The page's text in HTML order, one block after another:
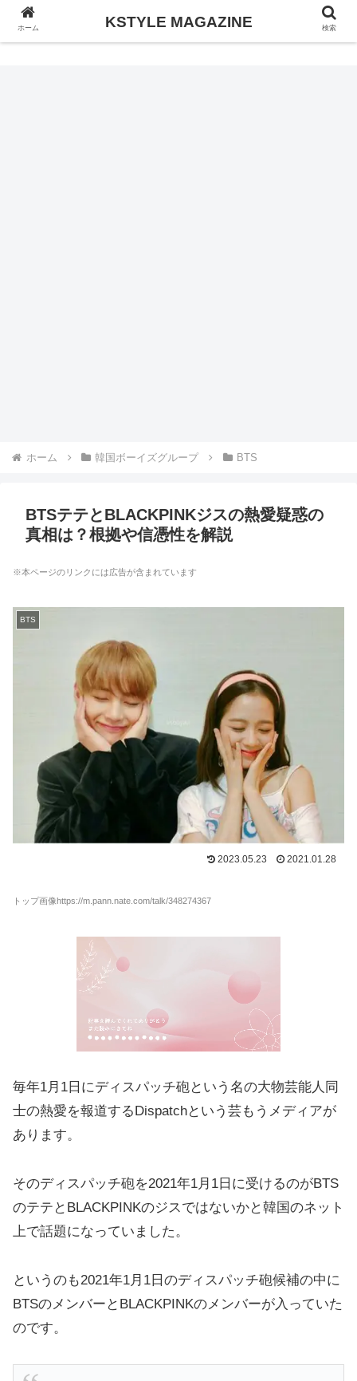
KSTYLE MAGAZINE
ホーム 韓国ボーイズグループ BTS
BTSテテとBLACKPINKジスの熱愛疑惑の
真相は？根拠や信憑性を解説
※本ページのリンクには広告が含まれています
BTS
2023.05.23 2021.01.28
トップ画像https://m.pann.nate.com/talk/348274367
毎年1月1日にディスパッチ砲という名の大物芸能人同
士の熱愛を報道するDispatchという芸もうメディアが
あります。
そのディスパッチ砲を2021年1月1日に受けるのがBTS
のテテとBLACKPINKのジスではないかと韓国のネット
上で話題になっていました。
というのも2021年1月1日のディスパッチ砲候補の中に
BTSのメンバーとBLACKPINKのメンバーが入っていた
のです。
ホーム KSTYLE MAGAZINE 検索